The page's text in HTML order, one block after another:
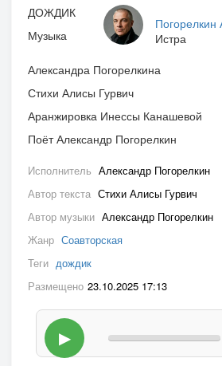
Погорелкин
Истра
ДОЖДИК
Музыка
Александра Погорелкина
Стихи Алисы Гурвич
Аранжировка Инессы Канашевой
Поёт Александр Погорелкин
Исполнитель Александр Погорелкин
Автор текста Стихи Алисы Гурвич
Автор музыки Александр Погорелкин
Жанр Соавторская
Теги дождик
Размещено 23.10.2025 17:13
▶